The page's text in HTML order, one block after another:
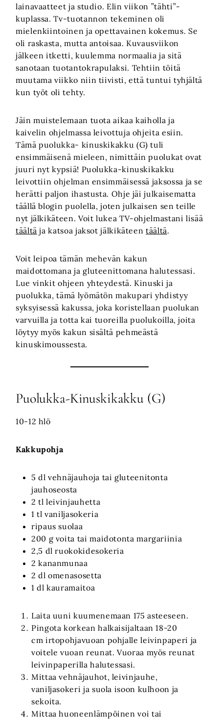
lainavaatteet ja studio. Elin viikon ”tähti”-
kuplassa. Tv-tuotannon tekeminen oli
mielenkiintoinen ja opettavainen kokemus. Se
oli raskasta, mutta antoisaa. Kuvausviikon
jälkeen itketti, kuulemma normaalia ja sitä
sanotaan tuotantokrapulaksi. Tehtiin töitä
muutama viikko niin tiivisti, että tuntui tyhjältä
kun työt oli tehty.
Jäin muistelemaan tuota aikaa kaiholla ja
kaivelin ohjelmassa leivottuja ohjeita esiin.
Tämä puolukka- kinuskikakku (G) tuli
ensimmäisenä mieleen, nimittäin puolukat ovat
juuri nyt kypsiä! Puolukka-kinuskikakku
leivottiin ohjelman ensimmäisessä jaksossa ja se
herätti paljon ihastusta. Ohje jäi julkaisematta
täällä blogin puolella, joten julkaisen sen teille
nyt jälkikäteen. Voit lukea TV-ohjelmastani lisää
täältä ja katsoa jaksot jälkikäteentäältä.
Voit leipoa tämän mehevän kakun
maidottomana ja gluteenittomana halutessasi.
Lue vinkit ohjeen yhteydestä. Kinuski ja
puolukka, tämä lyömätön makupari yhdistyy
syksyisessä kakussa, joka koristellaan puolukan
varvuilla ja totta kai tuoreilla puolukoilla, joita
löytyy myös kakun sisältä pehmeästä
kinuskimoussesta.
Puolukka-Kinuskikakku (G)
10-12 hlö
Kakkupohja
5 dl vehnäjauhoja tai gluteenitonta
jauhoseosta
2 tl leivinjauhetta
1 tl vaniljasokeria
ripaus suolaa
200 g voita tai maidotonta margariinia
2,5 dl ruokokidesokeria
2 kananmunaa
2 dl omenasosetta
1 dl kauramaitoa
Laita uuni kuumenemaan 175 asteeseen.
Pingota korkean halkaisijaltaan 18-20
cm irtopohjavuoan pohjalle leivinpaperi ja
voitele vuoan reunat. Vuoraa myös reunat
leivinpaperilla halutessasi.
Mittaa vehnäjauhot, leivinjauhe,
vaniljasokeri ja suola isoon kulhoon ja
sekoita.
Mittaa huoneenlämpöinen voi tai